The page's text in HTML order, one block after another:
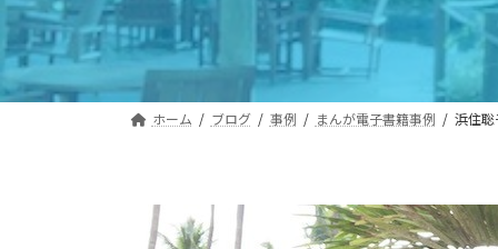
ホーム ブログ 事例 まんが電子書籍事例 浜住